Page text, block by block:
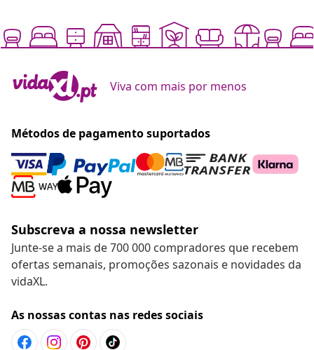
Viva com mais por menos
Métodos de pagamento suportados
Subscreva a nossa newsletter
Junte-se a mais de 700 000 compradores que recebem
ofertas semanais, promoções sazonais e novidades da
vidaXL.
As nossas contas nas redes sociais